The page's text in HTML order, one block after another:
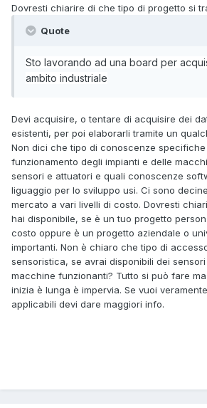
Dovresti chiarire di che tipo di progetto si
Quote
Sto lavorando ad una board per
ambito industriale
Devi acquisire, o tentare di acquisire dei
esistenti, per poi elaborarli tramite un
Non dici che tipo di conoscenze
funzionamento degli impianti e delle
sensori e attuatori e quali conoscenze
liguaggio per lo sviluppo usi. Ci sono
mercato a vari livelli di costo. Dovresti
hai disponibile, se è un tuo progetto
costo oppure è un progetto aziendale o
importanti. Non è chiaro che tipo di
sensoristica, se avrai disponibili dei
macchine funzionanti? Tutto si può fare
inizia è lunga è impervia. Se vuoi
applicabili devi dare maggiori info.